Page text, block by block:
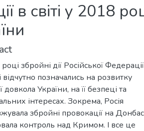
в світі у 2018
збройні дії Російської Федерації
відчутно позначались на розвитку
довкола України, на її безпеці та
інтересах. Зокрема, Росія
збройні провокації на
контроль над Кримом. І все це